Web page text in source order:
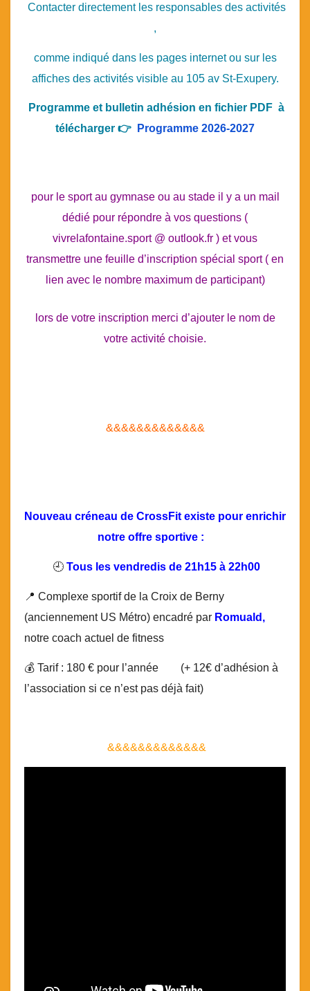
Contacter directement les responsables des activités
,
comme indiqué dans les pages internet ou sur les
affiches des activités visible au 105 av St-Exupery.
Programme et bulletin adhésion en fichier PDF à
télécharger 👉
Programme 2026-2027
pour le sport au gymnase ou au stade il y a un mail
dédié pour répondre à vos questions (
vivrelafontaine.sport @ outlook.fr ) et vous
transmettre une feuille d’inscription spécial sport ( en
lien avec le nombre maximum de participant)
lors de votre inscription merci d’ajouter le nom de
votre activité choisie.
&&&&&&&&&&&&&
Nouveau créneau de CrossFit existe pour enrichir
notre offre sportive :
🕘 Tous les vendredis de 21h15 à 22h00
📍 Complexe sportif de la Croix de Berny
(anciennement US Métro) encadré par Romuald,
notre coach actuel de fitness
💰 Tarif : 180 € pour l’année (+ 12€ d’adhésion à
l’association si ce n’est pas déjà fait)
&&&&&&&&&&&&&